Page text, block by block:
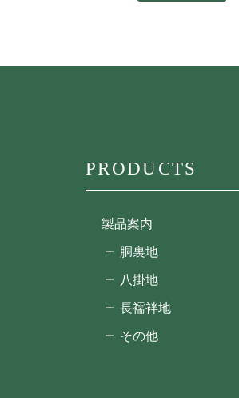
PRODUCTS
製品案内
胴裏地
八掛地
長襦袢地
その他